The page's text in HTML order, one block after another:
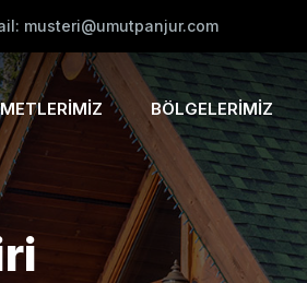
musteri@umutpanjur.com
BÖLGELERIMIZ